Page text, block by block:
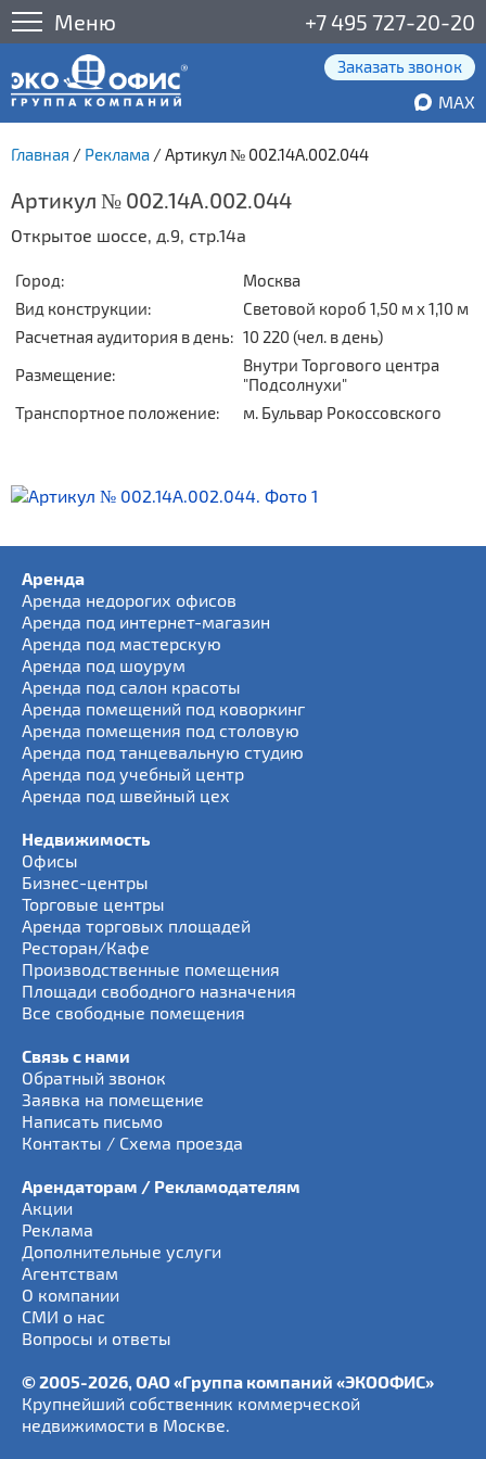
Меню +7 495 727-20-20
Заказать звонок
MAX
Главная / Реклама /Артикул № 002.14А.002.044
Артикул № 002.14А.002.044
Открытое шоссе, д.9, стр.14а
Город:
Москва
Вид конструкции:
Световой короб 1,50 м x 1,10 м
Расчетная аудитория в день: 10 220 (чел. в день)
Размещение:
Внутри Торгового центра
"Подсолнухи"
Транспортное положение:
м. Бульвар Рокоссовского
Аренда
Аренда недорогих офисов
Аренда под интернет-магазин
Аренда под мастерскую
Аренда под шоурум
Аренда под салон красоты
Аренда помещений под коворкинг
Аренда помещения под столовую
Аренда под танцевальную студию
Аренда под учебный центр
Аренда под швейный цех
Недвижимость
Офисы
Бизнес-центры
Торговые центры
Аренда торговых площадей
Ресторан/Кафе
Производственные помещения
Площади свободного назначения
Все свободные помещения
Связь с нами
Обратный звонок
Заявка на помещение
Написать письмо
Контакты / Схема проезда
Арендаторам / Рекламодателям
Акции
Реклама
Дополнительные услуги
Агентствам
О компании
СМИ о нас
Вопросы и ответы
© 2005-2026, ОАО «Группа компаний «ЭКООФИС»
Крупнейший собственник коммерческой
недвижимости в Москве.